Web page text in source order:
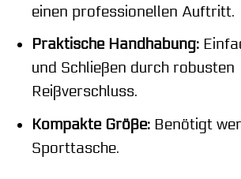
einen professionellen Auftritt.
Praktische Handhabung:
und Schließen durch robusten
Reißverschluss.
Kompakte Größe:Benötigt
Sporttasche.